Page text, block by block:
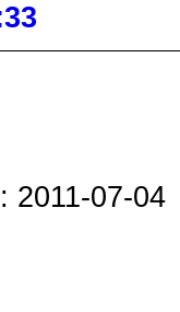
2011-07-04